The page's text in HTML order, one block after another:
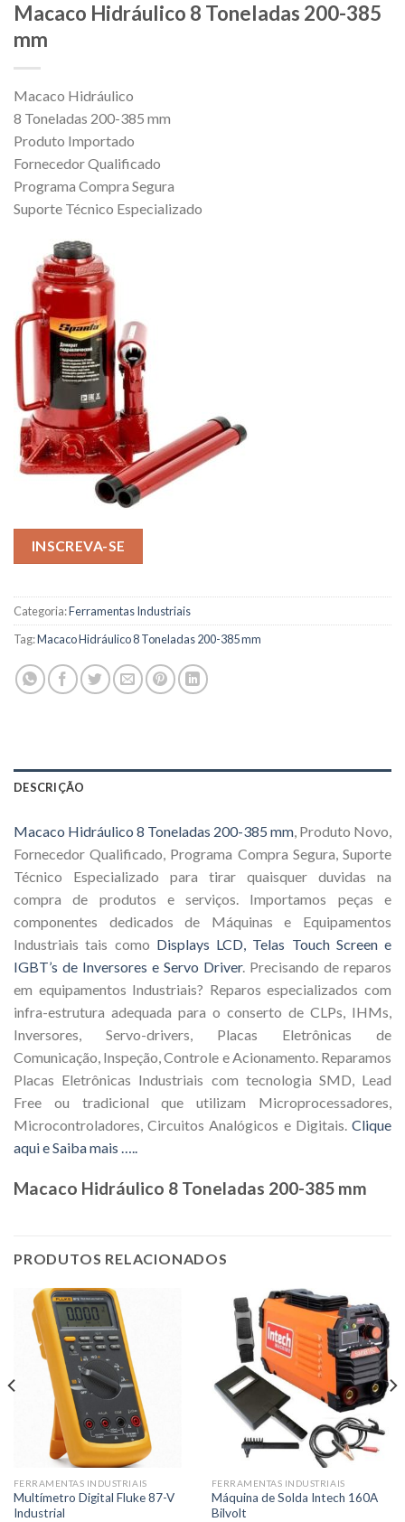
Macaco Hidráulico 8 Toneladas 200-385
mm
Macaco Hidráulico
8 Toneladas 200-385 mm
Produto Importado
Fornecedor Qualificado
Programa Compra Segura
Suporte Técnico Especializado
INSCREVA-SE
Categoria:Ferramentas Industriais
Tag:Macaco Hidráulico 8 Toneladas 200-385 mm
DESCRIÇÃO
Macaco Hidráulico 8 Toneladas 200-385 mm, Produto Novo,
Fornecedor Qualificado, Programa Compra Segura, Suporte
Técnico Especializado para tirar quaisquer duvidas na
compra de produtos e serviços. Importamos peças e
componentes dedicados de Máquinas e Equipamentos
Industriais tais como Displays LCD, Telas Touch Screen e
IGBT’s de Inversores e Servo Driver. Precisando de reparos
em equipamentos Industriais? Reparos especializados com
infra-estrutura adequada para o conserto de CLPs, IHMs,
Inversores, Servo-drivers, Placas Eletrônicas de
Comunicação, Inspeção, Controle e Acionamento. Reparamos
Placas Eletrônicas Industriais com tecnologia SMD, Lead
Free ou tradicional que utilizam Microprocessadores,
Microcontroladores, Circuitos Analógicos e Digitais. Clique
aqui e Saiba mais …..
Macaco Hidráulico 8 Toneladas 200-385 mm
PRODUTOS RELACIONADOS
FERRAMENTAS INDUSTRIAIS
Multímetro Digital Fluke 87-V
Industrial
FERRAMENTAS INDUSTRIAIS
Máquina de Solda Intech 160A
Bilvolt